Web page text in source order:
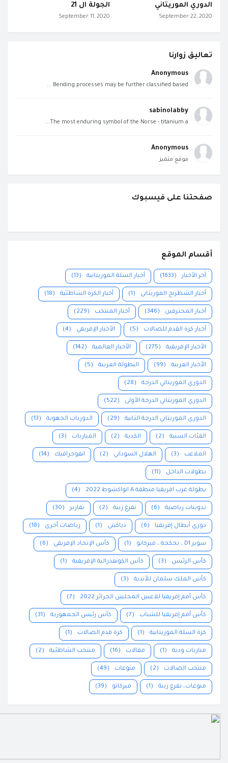
الدوري الموريتاني
September 22, 2020
الجولة ال 21
September 11, 2020
تعاليق زوارنا
Anonymous
Bending processes may be further classified based ...
sabinolabby
The most enduring symbol of the Norse - titanium a...
Anonymous
موقع متميز
صفحتنا على فيسبوك
أقسام الموقع
آخر الأخبار (1633) أخبار السلة الموريتانية (13)
أخبار الشطرنج الموريتاني (1) أخبار الكرة الشاطئية (18)
أخبار المحترفين (346) أخبار المنتخب (229)
أخبار كرة القدم للصالات (5) الأخبار الإفريقي (4)
الأخبار الإفريقية (275) الأخبار العالمية (142)
الأخبار العربية (99) البطولة العربية (5)
الدوري الموريتاني الدرجة (28)
الدوري الموريتاني الدرجة الأولى (522)
الدوري الموريتاني الدرجة الثانية (29) الدوريات الجهوية (13)
الفئات السنية (2) الكدية (2) المباريات (3)
الملاعب (3) الهلال السوداني (2) انفوجرافيك (14)
بطولات الداخل (11)
بطولة غرب افريقيا منطقة A انواكشوط 2022 (4)
تدوينات رياضية (6) تفرغ زينة (2) تقارير (30)
دوري أبطال إفريقيا (6) دياكيتى (1) رياضات أخرى (18)
سوبر D1 ، تجكجة ، ميركاتو (1) كأس الإتحاد الإفريقي (6)
كأس الرئيس (3) كأس الكونفدرالية الإفريقية (1)
كأس الملك سلمان للأندية (3)
كأس أمم إفريقيا للاعبين المحليين الجزائر 2022 (7)
كأس أمم إفريقيا للشباب (7) كأس رئيس الجمهورية (31)
كرة السلة الموريتانية (1) كرة قدم الصالات (1)
مباريات ودية (1) مقالات (16) منتخب الشاطئية (2)
منتخب الصالات (2) منوعات (49)
منوعات، تفرغ زينة (1) ميركاتو (39)